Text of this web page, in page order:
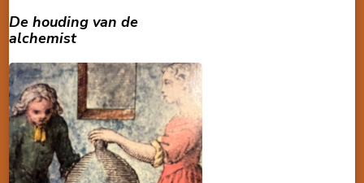
De houding van de
alchemist